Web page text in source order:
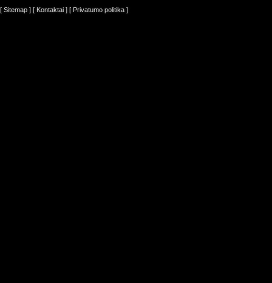
[ Sitemap ] [ Kontaktai ] [ Privatumo politika ]